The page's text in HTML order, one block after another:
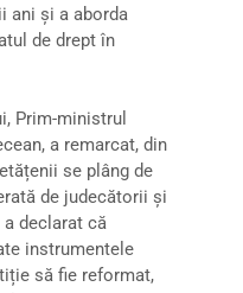
ani și a aborda
de drept în
Prim-ministrul
a remarcat, din
se plâng de
de judecătorii și
declarat că
instrumentele
să fie reformat,